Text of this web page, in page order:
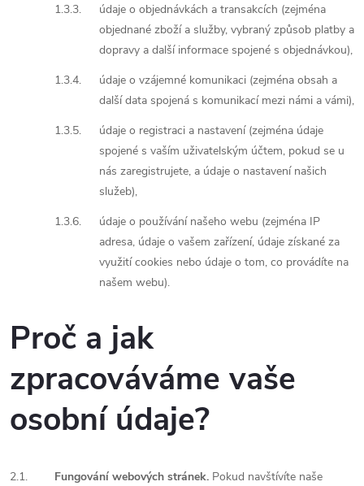
1.3.3.
údaje o objednávkách a transakcích (zejména
objednané zboží a služby, vybraný způsob platby a
dopravy a další informace spojené s objednávkou),
1.3.4.
údaje o vzájemné komunikaci (zejména obsah a
další data spojená s komunikací mezi námi a vámi),
1.3.5.
údaje o registraci a nastavení (zejména údaje
spojené s vaším uživatelským účtem, pokud se u
nás zaregistrujete, a údaje o nastavení našich
služeb),
1.3.6.
údaje o používání našeho webu (zejména IP
adresa, údaje o vašem zařízení, údaje získané za
využití cookies nebo údaje o tom, co provádíte na
našem webu).
Proč a jak
zpracováváme vaše
osobní údaje?
2.1. Fungování webových stránek. Pokud navštívíte naše